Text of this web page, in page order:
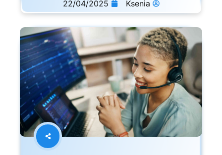
Ksenia
22/04/2025